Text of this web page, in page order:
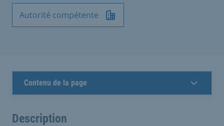
Autorité compétente
Contenu de la page
Description